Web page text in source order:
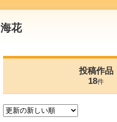
海花
投稿作品
18件